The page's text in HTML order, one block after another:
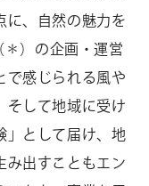
に、自然の魅力を
＊）の企画・運営
で感じられる風や
そして地域に受け
」として届け、地
み出すこともエン